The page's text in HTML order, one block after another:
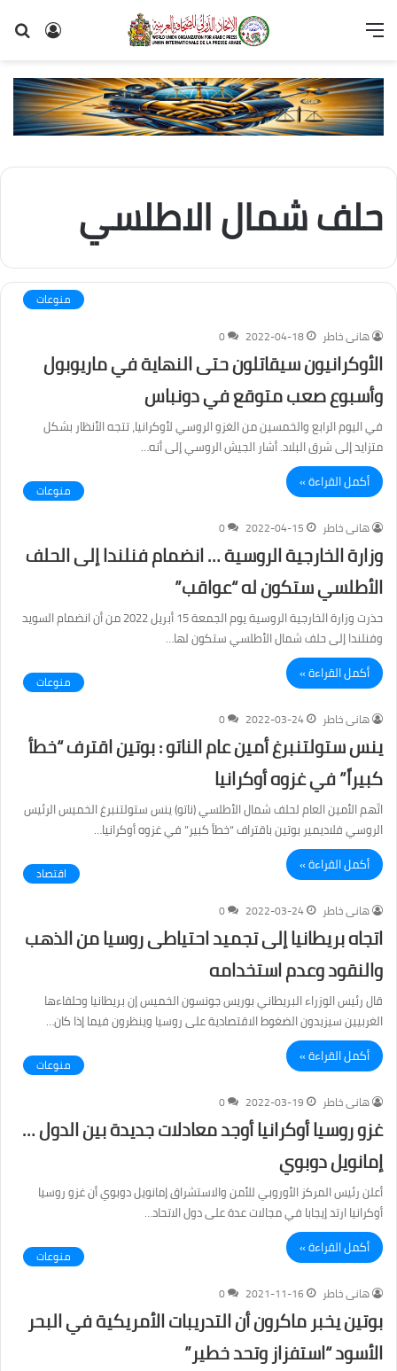
تسجيل
القائمة
حلف شمال الاطلسي
منوعات
هانى خاطر
2022-04-18
0
الأوكرانيون سيقاتلون حتى النهاية في ماريوبول
وأسبوع صعب متوقع في دونباس
في اليوم الرابع والخمسين من الغزو الروسي لأوكرانيا، تتجه الأنظار بشكل
متزايد إلى شرق البلاد. أشار الجيش الروسي إلى أنه…
أكمل القراءة »
منوعات
هانى خاطر
2022-04-15
0
وزارة الخارجية الروسية … انضمام فنلندا إلى الحلف
الأطلسي ستكون له “عواقب”
حذرت وزارة الخارجية الروسية يوم الجمعة 15 أبريل 2022 من أن انضمام السويد
وفنلندا إلى حلف شمال الأطلسي ستكون لها…
أكمل القراءة »
منوعات
هانى خاطر
2022-03-24
0
ينس ستولتنبرغ أمين عام الناتو : بوتين اقترف “خطأ
كبيراً” في غزوه أوكرانيا
اتّهم الأمين العام لحلف شمال الأطلسي (ناتو) ينس ستولتنبرغ الخميس الرئيس
الروسي فلاديمير بوتين باقتراف “خطأ كبير” في غزوه أوكرانيا…
أكمل القراءة »
اقتصاد
هانى خاطر
2022-03-24
0
اتجاه بريطانيا إلى تجميد احتياطى روسيا من الذهب
والنقود وعدم استخدامه
قال رئيس الوزراء البريطاني بوريس جونسون الخميس إن بريطانيا وحلفاءها
الغربيين سيزيدون الضغوط الاقتصادية على روسيا وينظرون فيما إذا كان…
أكمل القراءة »
منوعات
هانى خاطر
2022-03-19
0
غزو روسيا أوكرانيا أوجد معادلات جديدة بين الدول …
إمانويل دوبوي
أعلن رئيس المركز الأوروبي للأمن والاستشراق إمانويل دوبوي أن غزو روسيا
أوكرانيا ارتد إيجابا في مجالات عدة على دول الاتحاد…
أكمل القراءة »
منوعات
هانى خاطر
2021-11-16
0
بوتين يخبر ماكرون أن التدريبات الأمريكية في البحر
الأسود “استفزاز وتحد خطير”